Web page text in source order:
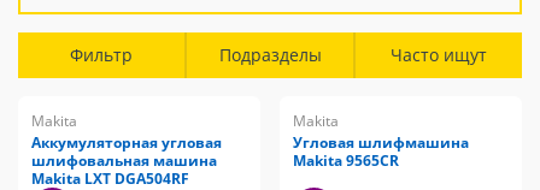
Фильтр Подразделы Часто ищут
Makita
Аккумуляторная угловая
шлифовальная машина
Makita LXT DGA504RF
Makita
Угловая шлифмашина
Makita 9565CR